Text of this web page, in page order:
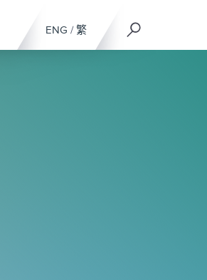
ENG / 繁